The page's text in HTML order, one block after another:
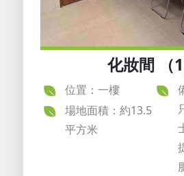
化妝間 （1
位置：一樓
場地面積：約13.5
平方米